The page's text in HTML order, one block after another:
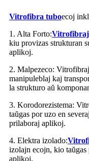
Vitrofibra tuboecoj
1. Alta Forto:
kiu provizas strukturan
aplikoj.
2. Malpezeco:
manipuleblaj kaj
la strukturo aŭ
3. Korodorezistema:
taŭgas por uzo en
prilaboraj aplikoj.
4. Elektra izolado:
izolajn ecojn, kio
aplikoj.